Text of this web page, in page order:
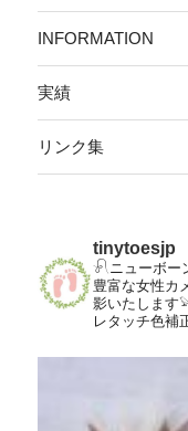
INFORMATION
実績
リンク集
tinytoesjp
𓍯ニューボー
豊富な女性カ
影いたします
レタッチ色補